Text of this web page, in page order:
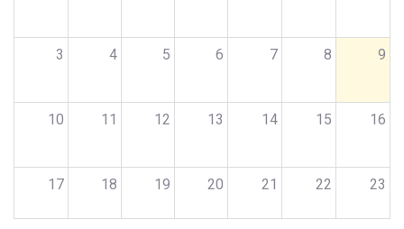
3 4 5 6 7 8 9
10 11 12 13 14 15 16
17 18 19 20 21 22 23